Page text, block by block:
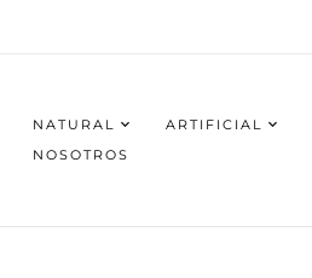
NATURAL ARTIFICIAL
NOSOTROS